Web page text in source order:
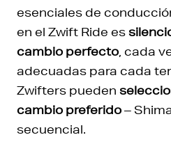
esenciales de
en el Zwift Ride es
cambio perfecto , cada
adecuadas para cada
Zwifters pueden
cambio preferido–
secuencial.